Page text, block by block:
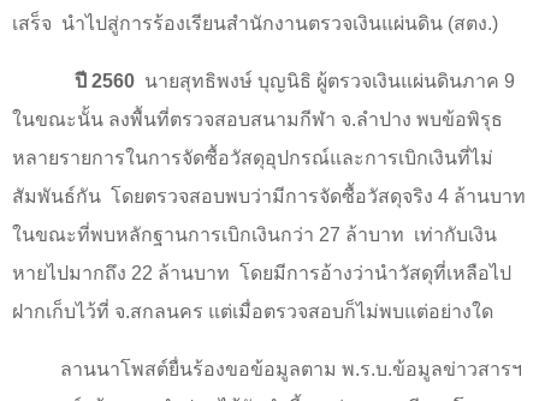
เสร็จ นำไปสู่การร้องเรียนสำนักงานตรวจเงินแผ่นดิน (สตง.)
ปี 2560 นายสุทธิพงษ์ บุญนิธิ ผู้ตรวจเงินแผ่นดินภาค 9
ในขณะนั้น ลงพื้นที่ตรวจสอบสนามกีฬา จ.ลำปาง พบข้อพิรุธ
หลายรายการในการจัดซื้อวัสดุอุปกรณ์และการเบิกเงินที่ไม่
สัมพันธ์กัน โดยตรวจสอบพบว่ามีการจัดซื้อวัสดุจริง 4 ล้านบาท
ในขณะที่พบหลักฐานการเบิกเงินกว่า 27 ล้าบาท เท่ากับเงิน
หายไปมากถึง 22 ล้านบาท โดยมีการอ้างว่านำวัสดุที่เหลือไป
ฝากเก็บไว้ที่ จ.สกลนคร แต่เมื่อตรวจสอบก็ไม่พบแต่อย่างใด
ลานนาโพสต์ยื่นร้องขอข้อมูลตาม พ.ร.บ.ข้อมูลข่าวสารฯ